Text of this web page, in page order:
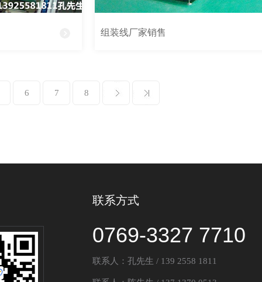
组装线厂家销售
6 7 8
联系方式
0769-3327 7710
联系人：孔先生 / 139 2558 1811